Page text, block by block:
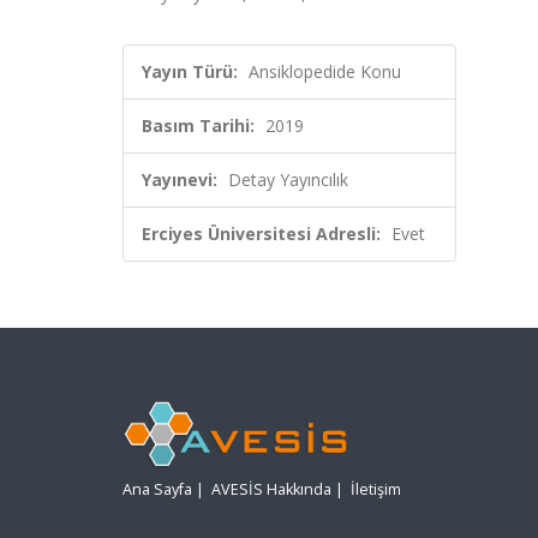
Yayın Türü: Ansiklopedide Konu
Basım Tarihi: 2019
Yayınevi: Detay Yayıncılık
Erciyes Üniversitesi Adresli: Evet
Ana Sayfa | AVESİS Hakkında | İletişim